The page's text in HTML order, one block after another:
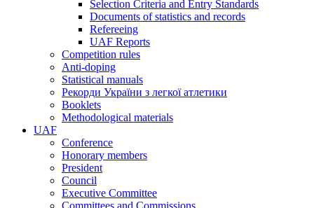
Selection Criteria and Entry Standards
Documents of statistics and records
Refereeing
UAF Reports
Competition rules
Anti-doping
Statistical manuals
Рекорди України з легкої атлетики
Booklets
Methodological materials
UAF
Conference
Honorary members
President
Council
Executive Committee
Committees and Commissions